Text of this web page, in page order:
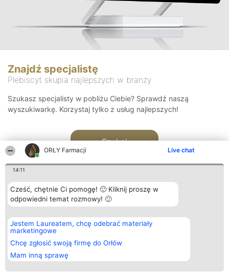
ORŁY Farmacji Live chat
14:11
Cześć, chętnie Ci pomogę! 🙂 Kliknij proszę w
odpowiedni temat rozmowy! 🙂
Jestem Laureatem, chcę odebrać materiały
marketingowe
Chcę zgłosić swoją firmę do Orłów
Mam inną sprawę
Znajdź specjalistę
Plebiscyt skupia najlepszych w branży
Szukasz specjalisty w pobliżu Ciebie? Sprawdź naszą
wyszukiwarkę. Korzystaj tylko z usług najlepszych!
Szukaj
Organizator plebiscytu
Bright Side Solutions sp. z o.
o. sp. k.
ul. Ruska 22
Wrocław 50-079
KRS 0000749100 | Regon
381313360 | NIP 8943132676
Plebiscyt
Laureaci
wszystkich
Laureatów
Regulamin
Kontakt
Kontakt